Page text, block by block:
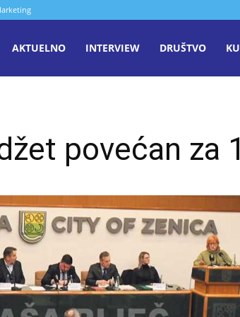
AKTUELNO INTERVIEW DRUŠTVO
povećan za